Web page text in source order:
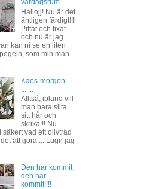
vardagsrum .....
Hallojj! Nu är det
äntligen färdigt!!!
Piffat och fixat
och nu är jag
kan ni se en liten
som min man
Kaos-morgon
Alltså, ibland vill
man bara slita
sitt hår och
skrika!!! Nu
säkert vad ett olivträd
att göra.... Lugn jag
Den har kommit,
den har
kommit!!!!